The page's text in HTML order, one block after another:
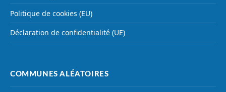
Politique de cookies (EU)
Déclaration de confidentialité (UE)
COMMUNES ALÉATOIRES